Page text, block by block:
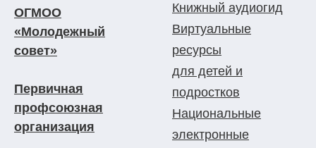
ОГМОО
«Молодежный
совет»
Первичная
профсоюзная
организация
Книжный аудиогид
Виртуальные
ресурсы
для детей и
подростков
Национальные
электронные